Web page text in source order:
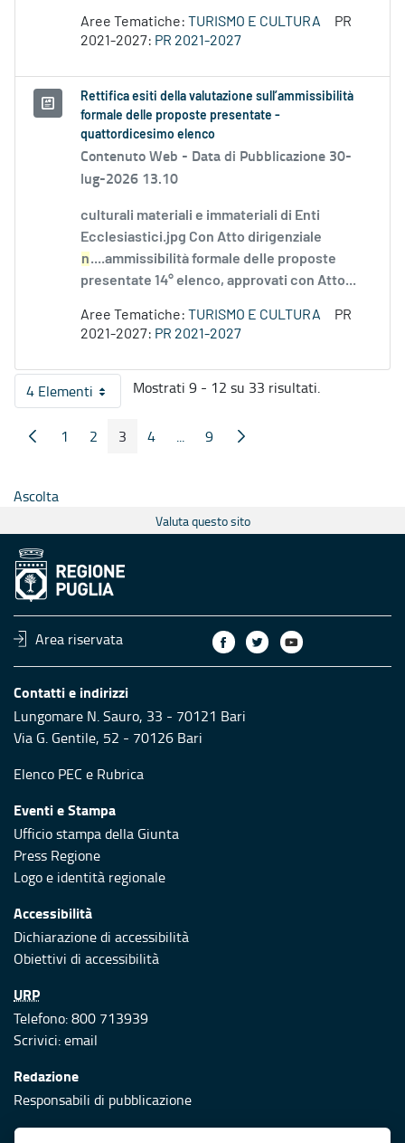
Aree Tematiche: TURISMO E CULTURA
PR
2021-2027: PR 2021-2027
Rettifica esiti della valutazione sull’ammissibilità
formale delle proposte presentate -
quattordicesimo elenco
Contenuto Web - Data di Pubblicazione 30-
lug-2026 13.10
culturali materiali e immateriali di Enti
Ecclesiastici.jpg Con Atto dirigenziale
n....ammissibilità formale delle proposte
presentate 14° elenco, approvati con Atto...
Aree Tematiche: TURISMO E CULTURA
PR
2021-2027: PR 2021-2027
4 ElementiPer pagina
Mostrati 9 - 12 su 33 risultati.
Pagina Precedente
Pagina
1 Pagina
2 Pagina
3 Pagina
4 ...
Pagine intermedie
Pagina
9 Pagina Seguente
Ascolta
Valuta questo sito
Area riservata
Contatti e indirizzi
Lungomare N. Sauro, 33 - 70121 Bari
Via G. Gentile, 52 - 70126 Bari
Elenco PEC e Rubrica
Eventi e Stampa
Ufficio stampa della Giunta
Press Regione
Logo e identità regionale
Accessibilità
Dichiarazione di accessibilità
Obiettivi di accessibilità
URP
Telefono: 800 713939
Scrivici:email
Redazione
Responsabili di pubblicazione
Protezione civile